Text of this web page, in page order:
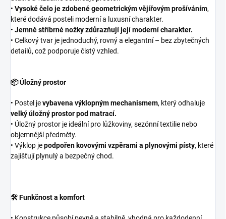
• Vysoké čelo je zdobené geometrickým vějířovým prošíváním,
které dodává posteli moderní a luxusní charakter.
• Jemně stříbrné nožky zdůrazňují její moderní charakter.
• Celkový tvar je jednoduchý, rovný a elegantní – bez zbytečných
detailů, což podporuje čistý vzhled.
📦 Úložný prostor
• Postel jevybavena výklopným mechanismem, který odhaluje
velký úložný prostor pod matrací.
• Úložný prostor je ideální pro lůžkoviny, sezónní textilie nebo
objemnější předměty.
• Výklop jepodpořen kovovými vzpěrami a plynovými písty, které
zajišťují plynulý a bezpečný chod.
🛠️ Funkčnost a komfort